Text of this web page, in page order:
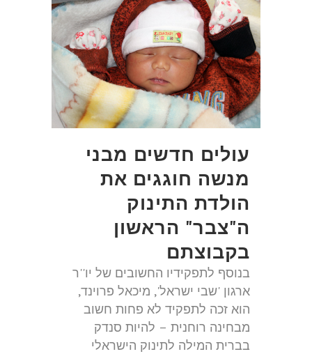
עולים חדשים מבני
מנשה חוגגים את
הולדת התינוק
ה"צבר" הראשון
בקבוצתם
בנוסף לתפקידיו החשובים של יו''ר
ארגון 'שבי ישראל', מיכאל פרוינד,
הוא זכה לתפקיד לא פחות חשוב
מבחינה רוחנית – להיות סנדק
בברית המילה לתינוק הישראלי